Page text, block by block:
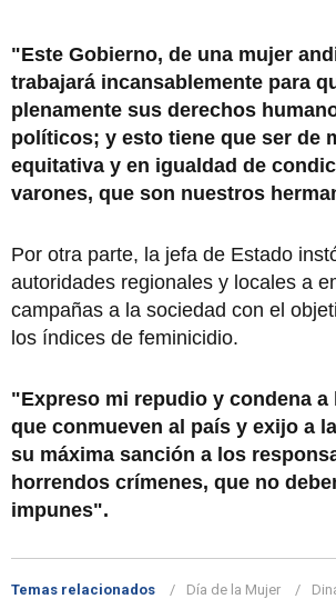
"Este Gobierno, de una mujer
trabajará incansablemente para
plenamente sus derechos
políticos; y esto tiene que ser de
equitativa y en igualdad de
varones, que son nuestros
Por otra parte, la jefa de Estado
autoridades regionales y locales a
campañas a la sociedad con el
los índices de feminicidio.
"Expreso mi repudio y condena
que conmueven al país y exijo a
su máxima sanción a los
horrendos crímenes, que no
impunes".
Temas relacionados Día de la Mujer